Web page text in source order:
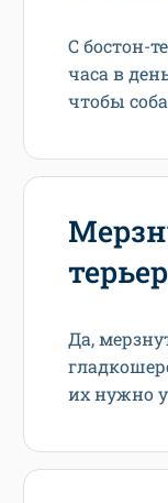
С бостон-
часа в
чтобы
Да,
их нужно